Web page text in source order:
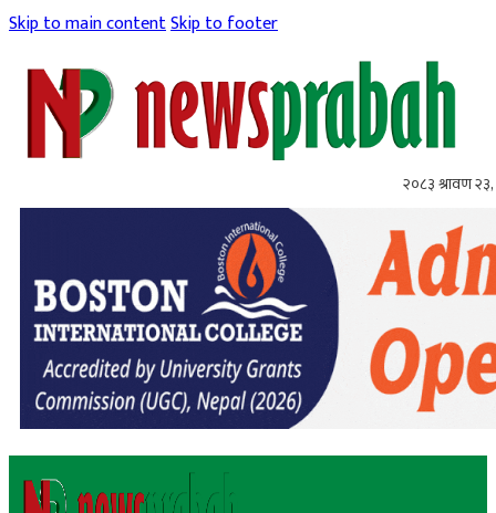
Skip to main contentSkip to footer
२०८३ श्रावण २३,